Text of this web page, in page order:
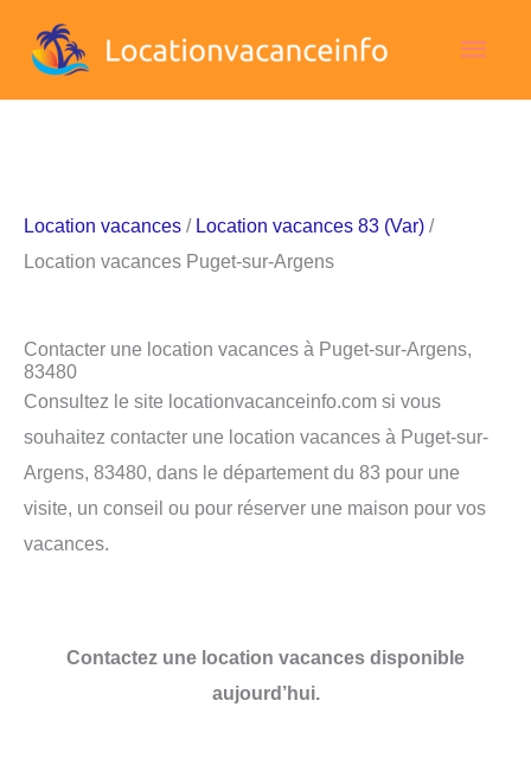
Location vacances / Location vacances 83 (Var) /
Location vacances Puget-sur-Argens
Contacter une location vacances à Puget-sur-Argens,
83480
Consultez le site locationvacanceinfo.com si vous
souhaitez contacter une location vacances à Puget-sur-
Argens, 83480, dans le département du 83 pour une
visite, un conseil ou pour réserver une maison pour vos
vacances.
Contactez une location vacances disponible
aujourd’hui.